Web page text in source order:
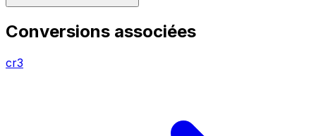
Conversions associées
cr3